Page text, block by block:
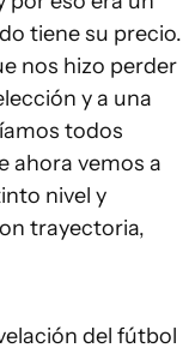
tiene su precio.
nos hizo perder
y a una
todos
ahora vemos a
nivel y
trayectoria,
del fútbol